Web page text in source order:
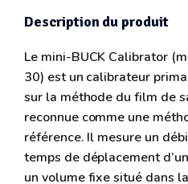
Description du produit
Le mini-BUCK Calibrator
30) est un calibrateur
sur la méthode du film de
reconnue comme une
référence. Il mesure un
temps de déplacement
un volume fixe situé dans